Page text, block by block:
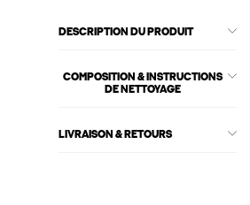
DESCRIPTION DU PRODUIT
COMPOSITION & INSTRUCTIONS
DE NETTOYAGE
LIVRAISON & RETOURS